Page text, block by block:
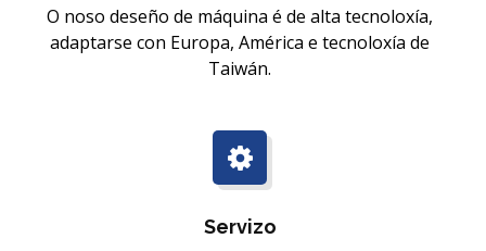
O noso deseño de máquina é de alta tecnoloxía,
adaptarse con Europa, América e tecnoloxía de
Taiwán.
Servizo